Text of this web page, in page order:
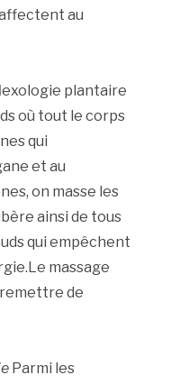
au
plantaire
où tout le corps
qui
et au
on masse les
ainsi de tous
qui empêchent
massage
de
Parmi les